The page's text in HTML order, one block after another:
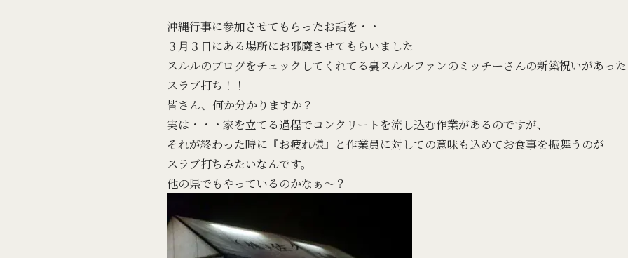
沖縄行事に参加させてもらったお話を・・
３月３日にある場所にお邪魔させてもらいました
スルルのブログをチェックしてくれてる裏スルルファンのミッチーさんの新築祝いがあっ
スラブ打ち！！
皆さん、何か分かりますか？
実は・・・家を立てる過程でコンクリートを流し込む作業があるのですが、
それが終わった時に『お疲れ様』と作業員に対しての意味も込めてお食事を振舞うのが
スラブ打ちみたいなんです。
他の県でもやっているのかなぁ～？